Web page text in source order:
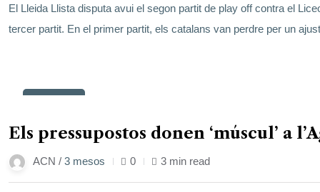
El Lleida Llista disputa avui el segon partit de play off contra el
tercer partit. En el primer partit, els catalans van perdre per un
Els pressupostos donen ‘múscul’ a
ACN / 3 mesos 0 3 min read